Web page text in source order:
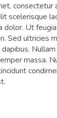
consectetur
scelerisque
dolor. Ut
Sed ultricies
massa.